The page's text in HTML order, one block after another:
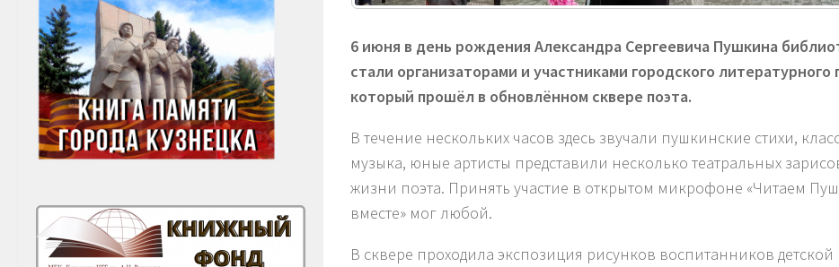
6 июня в день рождения Александра Сергеевича Пушкина
стали организаторами и участниками городского литературного
который прошёл в обновлённом сквере поэта.
В течение нескольких часов здесь звучали пушкинские стихи,
музыка, юные артисты представили несколько театральных
жизни поэта. Принять участие в открытом микрофоне «Читаем
вместе» мог любой.
В сквере проходила экспозиция рисунков воспитанников детской